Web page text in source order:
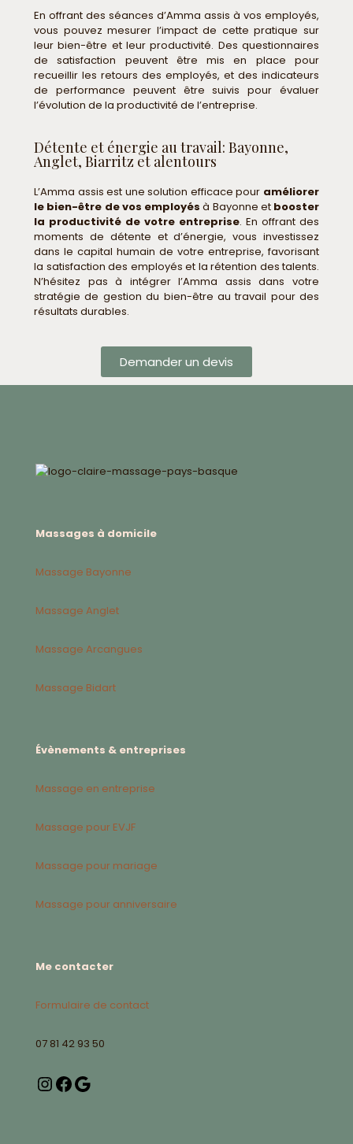
En offrant des séances d’Amma assis à vos employés,
vous pouvez mesurer l’impact de cette pratique sur
leur bien-être et leur productivité. Des questionnaires
de satisfaction peuvent être mis en place pour
recueillir les retours des employés, et des indicateurs
de performance peuvent être suivis pour évaluer
l’évolution de la productivité de l’entreprise.
Détente et énergie au travail: Bayonne,
Anglet, Biarritz et alentours
L’Amma assis est une solution efficace pour améliorer
le bien-être de vos employés à Bayonne et booster
la productivité de votre entreprise. En offrant des
moments de détente et d’énergie, vous investissez
dans le capital humain de votre entreprise, favorisant
la satisfaction des employés et la rétention des talents.
N’hésitez pas à intégrer l’Amma assis dans votre
stratégie de gestion du bien-être au travail pour des
résultats durables.
Demander un devis
Massages à domicile
Massage Bayonne
Massage Anglet
Massage Arcangues
Massage Bidart
Évènements & entreprises
Massage en entreprise
Massage pour EVJF
Massage pour mariage
Massage pour anniversaire
Me contacter
Formulaire de contact
07 81 42 93 50